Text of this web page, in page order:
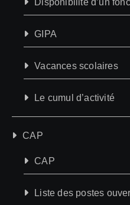
Disponibilité d’un
GIPA
Vacances scolaires
Le cumul d’activité
CAP
CAP
Liste des postes